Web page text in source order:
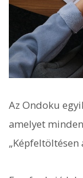
Az Ondoku
amelyet
„Képfeltöltésen